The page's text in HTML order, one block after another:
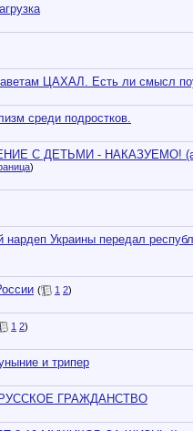
ЦАХАЛ. Есть ли смысл
среди подростков.
С ДЕТЬМИ - НАКАЗУЕМО! (а
)
нардеп Украины передал
( 1 2)
1 2)
и трипер
ГРАЖДАНСТВО